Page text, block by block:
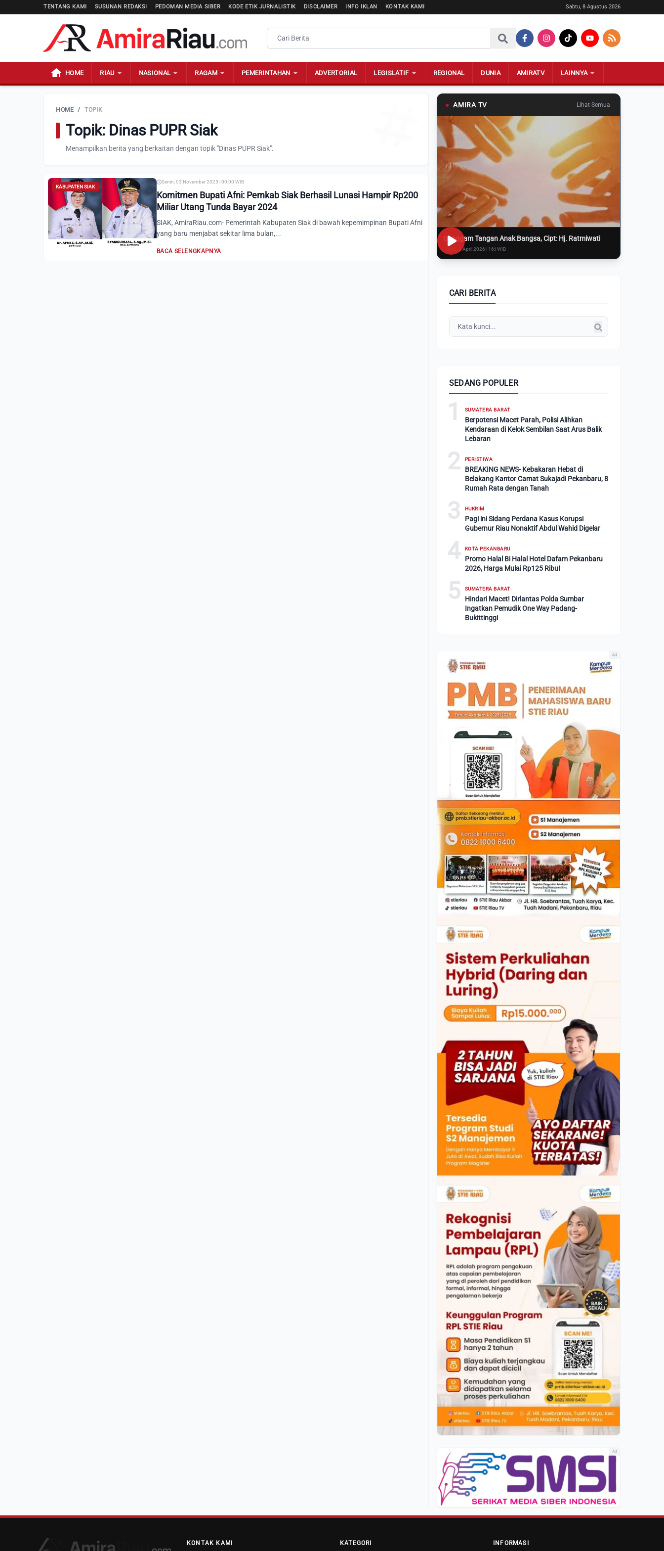
TENTANG KAMI SUSUNAN REDAKSI PEDOMAN MEDIA SIBER KODE ETIK JURNALISTIK DISCLAIMER INFO IKLAN KONTAK KAMI Sabtu, 8 Agustus 2026
HOME RIAU NASIONAL RAGAM PEMERINTAHAN ADVERTORIAL LEGISLATIF REGIONAL DUNIA AMIRATV LAINNYA
HOME / TOPIK
Topik: Dinas PUPR Siak
Menampilkan berita yang berkaitan dengan topik "Dinas PUPR Siak".
KABUPATEN SIAK
Senin, 03 November 2025 | 00:00 WIB
Komitmen Bupati Afni: Pemkab Siak Berhasil Lunasi Hampir Rp200
Miliar Utang Tunda Bayar 2024
SIAK, AmiraRiau.com- Pemerintah Kabupaten Siak di bawah kepemimpinan Bupati Afni
yang baru menjabat sekitar lima bulan,...
BACA SELENGKAPNYA
● AMIRA TV Lihat Semua
Genggam Tangan Anak Bangsa, Cipt: Hj. Ratmiwati
Rabu, 8 April 2026 | 16:i WIB
CARI BERITA
SEDANG POPULER
1 SUMATERA BARAT
Berpotensi Macet Parah, Polisi Alihkan
Kendaraan di Kelok Sembilan Saat Arus Balik
Lebaran
2 PERISTIWA
BREAKING NEWS- Kebakaran Hebat di
Belakang Kantor Camat Sukajadi Pekanbaru, 8
Rumah Rata dengan Tanah
3 HUKRIM
Pagi ini Sidang Perdana Kasus Korupsi
Gubernur Riau Nonaktif Abdul Wahid Digelar
4 KOTA PEKANBARU
Promo Halal Bi Halal Hotel Dafam Pekanbaru
2026, Harga Mulai Rp125 Ribu!
5 SUMATERA BARAT
Hindari Macet! Dirlantas Polda Sumbar
Ingatkan Pemudik One Way Padang-
Bukittinggi
Ad
Ad
KONTAK KAMI KATEGORI INFORMASI